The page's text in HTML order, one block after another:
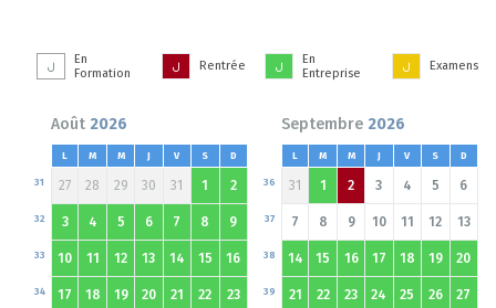
En
Formation
Rentrée
En
Entreprise
Examens
Août 2026
L M M J V S D
27
31 28 29 30 31 1 2
3
32 4 5 6 7 8 9
10
33 11 12 13 14 15 16
17
34 18 19 20 21 22 23
Septembre 2026
L M M J V S D
31
36 1 2 3 4 5 6
7
37 8 9 10 11 12 13
14
38 15 16 17 18 19 20
21
39 22 23 24 25 26 27